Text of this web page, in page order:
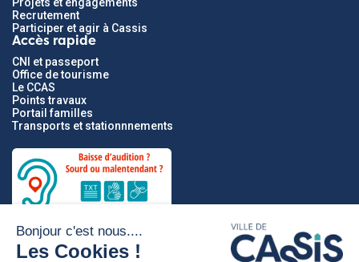
Recrutement
Participer et agir à Cassis
Accès rapide
CNI et passeport
Office de tourisme
Le CCAS
Points travaux
Portail familles
Transports et stationnnements
Partenaires